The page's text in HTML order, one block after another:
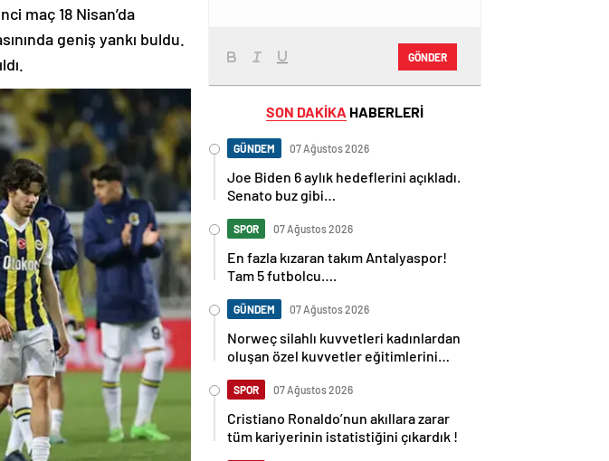
maç 18 Nisan’da
geniş yankı buldu.
GÖNDER
SON DAKİKA HABERLERİ
GÜNDEM 07 Ağustos 2026
Joe Biden 6 aylık hedeflerini açıkladı.
Senato buz gibi…
SPOR 07 Ağustos 2026
En fazla kızaran takım Antalyaspor!
Tam 5 futbolcu….
GÜNDEM 07 Ağustos 2026
Norweç silahlı kuvvetleri kadınlardan
oluşan özel kuvvetler eğitimlerini
SPOR 07 Ağustos 2026
Cristiano Ronaldo’nun akıllara zarar
tüm kariyerinin istatistiğini çıkardık !